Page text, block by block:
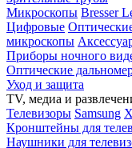
Микроскопы Bresser
Цифровые
микроскопы
Приборы ночного
Оптические
Уход и защита
TV, медиа и
Телевизоры Samsung
Кронштейны для
Наушники для